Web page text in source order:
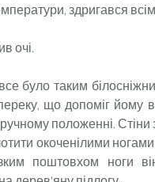
здригався
очі.
було таким
що допоміг йому
положенні. Стіни
окоченілими
поштовхом ноги